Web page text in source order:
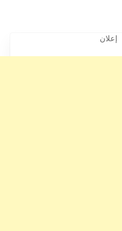
إعلان